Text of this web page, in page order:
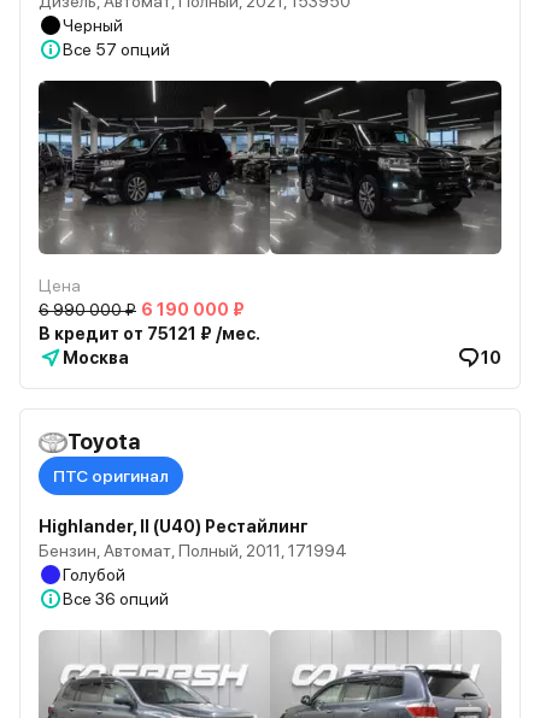
Черный
Все 57 опций
Цена
6 990 000 ₽ 6 190 000 ₽
В кредит от 75121 ₽ /мес.
Москва
10
Toyota
ПТС оригинал
Highlander, II (U40) Рестайлинг
Бензин, Автомат, Полный, 2011, 171994
Голубой
Все 36 опций